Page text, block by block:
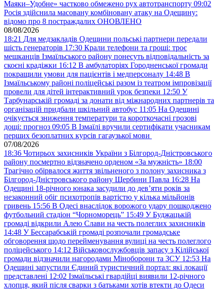
Маяки–Удобне» частково обмежено рух автотранспорту 09:02
Росія здійснила масовану комбіновану атаку на Одещину:
відомо про 8 постраждалих ОНОВЛЕНО
08/08/2026
18:21 Для медзакладів Одещини польські партнери передали
шість генераторів 17:30 Крали телефони та гроші: троє
мешканців Ізмаїльського району понесуть відповідальність за
скоєні крадіжки 16:12 В амбулаторіях Городненської громади
покращили умови для пацієнтів і медперсоналу 14:48 В
Ізмаїльському районі поліцейські разом із театром імпровізації
провели для дітей інтерактивний урок безпеки 12:50 У
Тарбунарській громаді за донати від міжнародних партнерів та
організацій придбали шкільний автобус 11:05 На Одещині
очікується зниження температури та короткочасні грозові
дощі: прогноз 09:05 В Ізмаїлі вручили сертифікати учасникам
перших безоплатних курсів гагаузької мови
07/08/2026
18:36 Чотирьох захисників України з Білгород-Дністровського
району посмертно відзначено орденом «За мужність» 18:00
Трагічно обірвалося життя звільненого з полону захисника з
Білгород-Дністровського району Щербини Павла 16:28 На
Одещині 18-річного юнака засудили до дев’яти років за
незаконний обіг психотропів вартістю у кілька мільйонів
гривень 15:56 В Одесі внаслідок ворожого удару пошкоджено
футбольний стадіон “Чорноморець” 15:49 У Буджацькій
громаді відкрили Алею Слави на честь полеглих захисників
14:48 У Бессарабській громаді розпочали громадське
обговорення щодо перейменування вулиці на честь полеглого
поліцейського 14:12 Військовослужбовців запасу з Кілійської
громади відзначили нагородами Міноборони та ЗСУ 12:53 На
Одещині запустили Єдиний туристичний портал: які локації
представлені 12:02 Ізмаїльські гвардійці виявили 12-річного
хлопця, який після сварки з батьками хотів втекти до Одеси